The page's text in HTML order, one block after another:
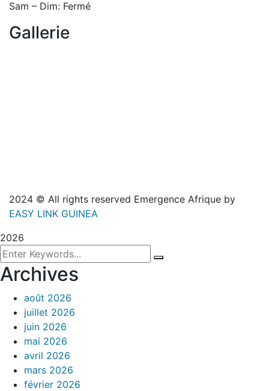
Sam – Dim: Fermé
Gallerie
2024 © All rights reserved Emergence Afrique by
EASY LINK GUINEA
2026
Archives
août 2026
juillet 2026
juin 2026
mai 2026
avril 2026
mars 2026
février 2026